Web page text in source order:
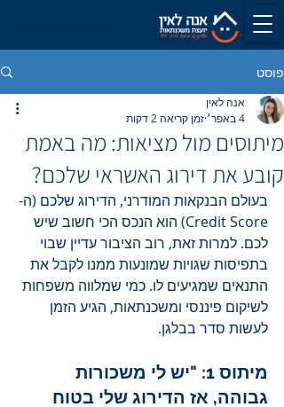
פוסט
מיתוסים מול מציאות: מה באמת
קובע את דירוג האשראי שלכם?
אנה לאין
4 באפר׳
זמן קריאה 2 דקות
בעולם הבנקאות המודרני, הדירוג שלכם (ה-
Credit Score) הוא הנכס הכי חשוב שיש
לכם. למרות זאת, רוב הציבור עדיין שבוי
בתפיסות שגויות שמונעות ממנו לקבל את
התנאים שמגיעים לו. כמי שמלווה משפחות
לשיקום פיננסי ומשכנתאות, הגיע הזמן
לעשות סדר בבלגן.
מיתוס 1: "יש לי משכורות
גבוהה, אז הדירוג שלי בטוח